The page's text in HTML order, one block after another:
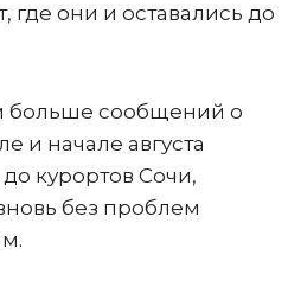
где они и оставались до
больше сообщений о
и начале августа
курортов Сочи,
без проблем